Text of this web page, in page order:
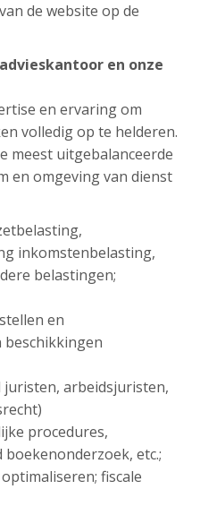
de website op de
en onze
en ervaring om
volledig op te helderen.
meest uitgebalanceerde
en omgeving van dienst
inkomstenbelasting,
belastingen;
en
beschikkingen
juristen, arbeidsjuristen,
procedures,
etc.;
fiscale